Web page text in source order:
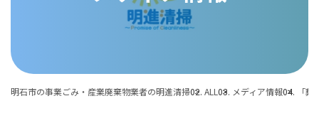
明石市の事業ごみ・産業廃棄物業者の明進清掃 ALL メディア情報 「